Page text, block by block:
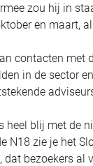
zou hij in
en maart,
contacten met
in de sector
heel blij met de
N18 zie je het
bezoekers al